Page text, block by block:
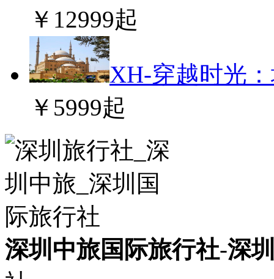
￥12999起
XH-穿越时光
￥5999起
深圳中旅国际旅行社-深